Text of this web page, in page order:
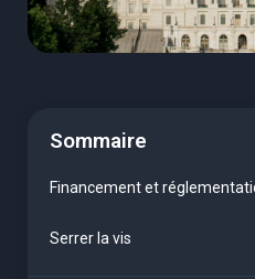
Sommaire
Financement et
Serrer la vis